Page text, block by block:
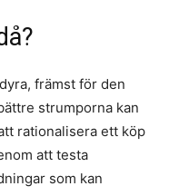
främst för den
strumporna kan
rationalisera ett köp
att testa
som kan